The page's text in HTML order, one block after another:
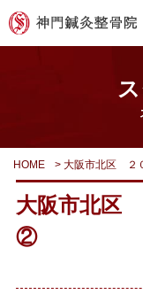
HOME > 大阪市北区
大阪市北
②